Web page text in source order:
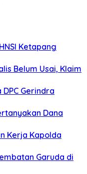
Ketapang
Belum Usai, Klaim
Gerindra
Dana
Kerja Kapolda
Garuda di